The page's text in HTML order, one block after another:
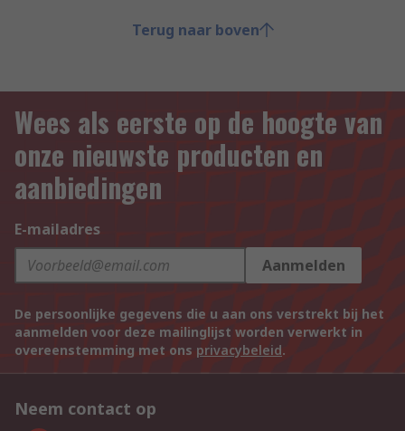
Terug naar boven
Wees als eerste op de hoogte van
onze nieuwste producten en
aanbiedingen
E-mailadres
Aanmelden
De persoonlijke gegevens die u aan ons verstrekt bij het
aanmelden voor deze mailinglijst worden verwerkt in
overeenstemming met ons privacybeleid.
Neem contact op